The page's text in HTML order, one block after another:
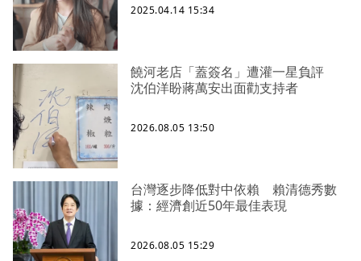
2025.04.14 15:34
饒河老店「蓋簽名」遭灌一星負評
沈伯洋盼蔣萬安出面勸支持者
2026.08.05 13:50
台灣逐步降低對中依賴 賴清德秀數
據：經濟創近50年最佳表現
2026.08.05 15:29